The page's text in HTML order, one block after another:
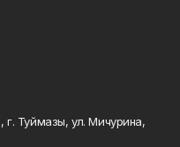
г. Туймазы, ул. Мичурина,